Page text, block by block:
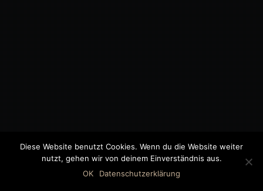
©2018 MWB – MOTORWAGEN BERNAU GMBH
Diese Website benutzt Cookies. Wenn du die Website weiter
nutzt, gehen wir von deinem Einverständnis aus.
OK
Datenschutzerklärung